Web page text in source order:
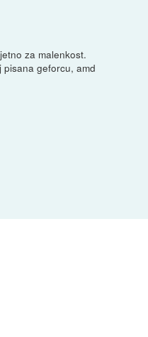
za malenkost.
geforcu, amd